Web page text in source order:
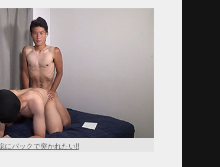
にバックで突かれたい!!